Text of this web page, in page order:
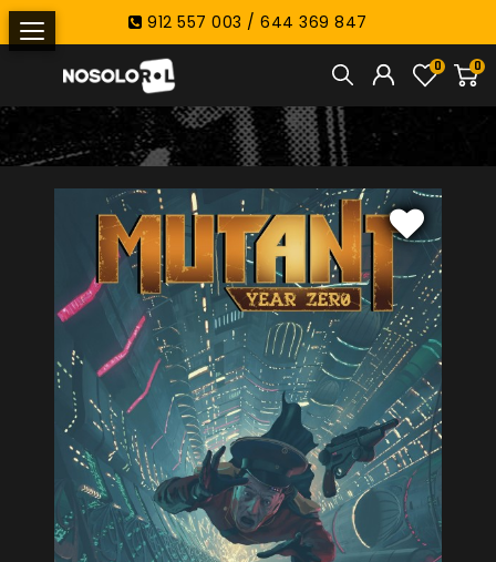
912 557 003 / 644 369 847
0
0